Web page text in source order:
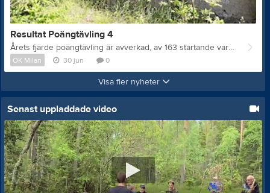
Resultat Poängtävling 4
Årets fjärde poängtävling är avverkad, av 163 startande var det 40 milan-medlemmar. Resultat Livelox
OK Milan 30 jun 0
Visa fler nyheter
Senast uppladdade video